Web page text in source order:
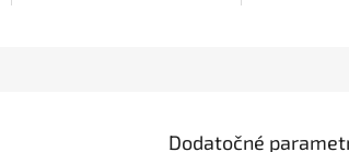
Dodatočné